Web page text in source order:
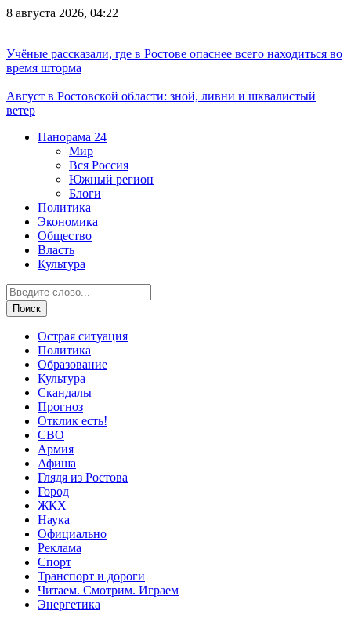
8 августа 2026, 04:22
Учёные рассказали, где в Ростове опаснее всего находиться во
время шторма
Август в Ростовской области: зной, ливни и шквалистый
ветер
Панорама 24
Мир
Вся Россия
Южный регион
Блоги
Политика
Экономика
Общество
Власть
Культура
Острая ситуация
Политика
Образование
Культура
Скандалы
Прогноз
Отклик есть!
СВО
Армия
Афиша
Глядя из Ростова
Город
ЖКХ
Наука
Официально
Реклама
Спорт
Транспорт и дороги
Читаем. Смотрим. Играем
Энергетика